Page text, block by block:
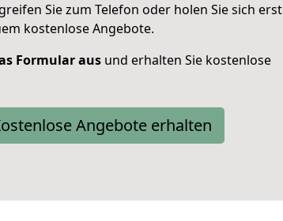
Sie zum Telefon oder holen Sie sich erst
kostenlose Angebote.
Formular aus und erhalten Sie kostenlose
Angebote erhalten